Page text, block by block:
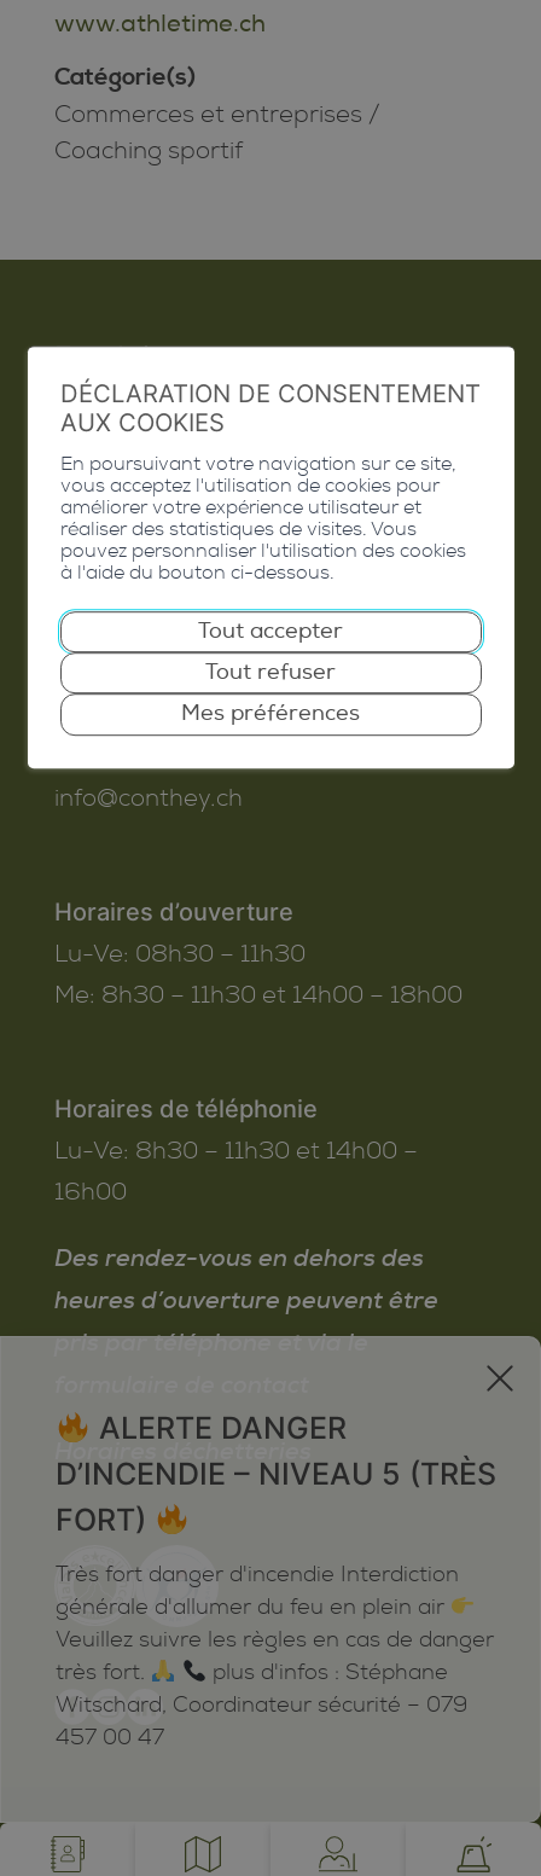
www.athletime.ch
Catégorie(s)
Commerces et entreprises /
Coaching sportif
Emploi
Contact
Extranet
Valais Excellence
Commune de Conthey
Route de Savoie 54
1975
St-Séverin
info@conthey.ch
Horaires d’ouverture
Lu-Ve: 08h30 – 11h30
Me: 8h30 – 11h30 et 14h00 – 18h00
Horaires de téléphonie
Lu-Ve: 8h30 – 11h30 et 14h00 –
16h00
Des rendez-vous en dehors des
heures d’ouverture peuvent être
pris par téléphone et via le
Horaires déchetteries
powered by /BOOMERANG
x
ALERTE DANGER
D’INCENDIE – NIVEAU 5 (TRÈS
FORT)
Très fort danger d'incendie Interdiction
générale d'allumer du feu en plein air
Veuillez suivre les règles en cas de danger
très fort.
plus d'infos : Stéphane
Witschard, Coordinateur sécurité – 079
457 00 47
DÉCLARATION DE CONSENTEMENT
AUX COOKIES
En poursuivant votre navigation sur ce site,
vous acceptez l'utilisation de cookies pour
améliorer votre expérience utilisateur et
réaliser des statistiques de visites. Vous
pouvez personnaliser l'utilisation des cookies
à l'aide du bouton ci-dessous.
Tout accepter
Tout refuser
Mes préférences